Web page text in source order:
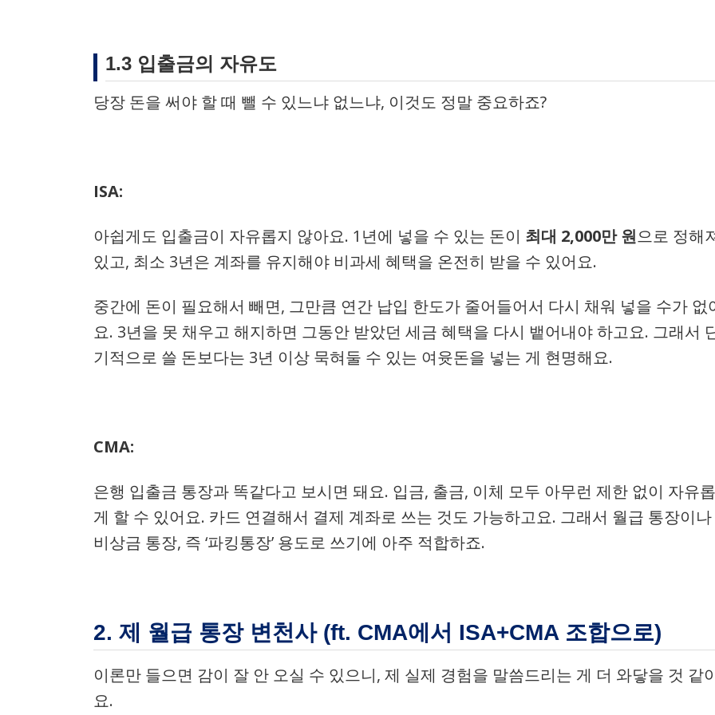
1.3 입출금의 자유도
당장 돈을 써야 할 때 뺄 수 있느냐 없느냐, 이것도 정말 중요하죠?
ISA:
아쉽게도 입출금이 자유롭지 않아요. 1년에 넣을 수 있는 돈이 최대 2,000만 원으로 정해
있고, 최소 3년은 계좌를 유지해야 비과세 혜택을 온전히 받을 수 있어요.
중간에 돈이 필요해서 빼면, 그만큼 연간 납입 한도가 줄어들어서 다시 채워 넣을 수가 없
요. 3년을 못 채우고 해지하면 그동안 받았던 세금 혜택을 다시 뱉어내야 하고요. 그래서
기적으로 쓸 돈보다는 3년 이상 묵혀둘 수 있는 여윳돈을 넣는 게 현명해요.
CMA:
은행 입출금 통장과 똑같다고 보시면 돼요. 입금, 출금, 이체 모두 아무런 제한 없이 자유롭
게 할 수 있어요. 카드 연결해서 결제 계좌로 쓰는 것도 가능하고요. 그래서 월급 통장이나
비상금 통장, 즉 ‘파킹통장’ 용도로 쓰기에 아주 적합하죠.
2. 제 월급 통장 변천사 (ft. CMA에서 ISA+CMA 조합으로)
이론만 들으면 감이 잘 안 오실 수 있으니, 제 실제 경험을 말씀드리는 게 더 와닿을 것 같
요.